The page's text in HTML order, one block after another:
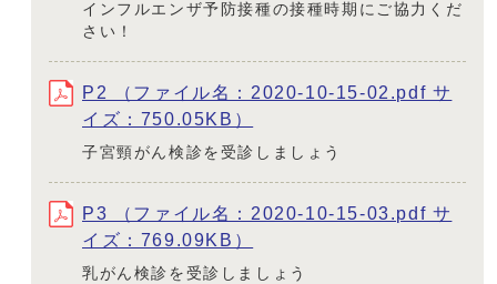
インフルエンザ予防接種の接種時期にご協力くだ
さい！
P2 （ファイル名：2020-10-15-02.pdf サ
イズ：750.05KB）
子宮頸がん検診を受診しましょう
P3 （ファイル名：2020-10-15-03.pdf サ
イズ：769.09KB）
乳がん検診を受診しましょう